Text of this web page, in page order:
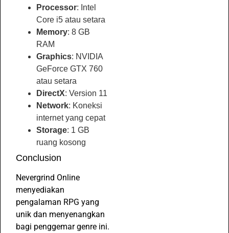
Processor: Intel
Core i5 atau setara
Memory: 8 GB
RAM
Graphics: NVIDIA
GeForce GTX 760
atau setara
DirectX: Version 11
Network: Koneksi
internet yang cepat
Storage: 1 GB
ruang kosong
Conclusion
Nevergrind Online
menyediakan
pengalaman RPG yang
unik dan menyenangkan
bagi penggemar genre ini.